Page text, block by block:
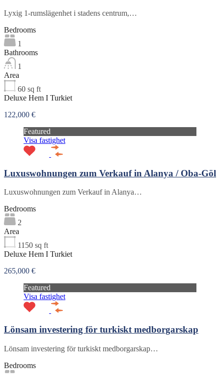
Lyxig 1-rumslägenhet i stadens centrum,…
Bedrooms
1
Bathrooms
1
Area
60 sq ft
Deluxe Hem I Turkiet
122,000 €
Featured
Visa fastighet
Luxuswohnungen zum Verkauf in Alanya / Oba-Göl
Luxuswohnungen zum Verkauf in Alanya…
Bedrooms
2
Area
1150 sq ft
Deluxe Hem I Turkiet
265,000 €
Featured
Visa fastighet
Lönsam investering för turkiskt medborgarskap
Lönsam investering för turkiskt medborgarskap…
Bedrooms